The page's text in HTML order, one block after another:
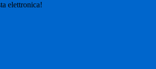
elettronica!